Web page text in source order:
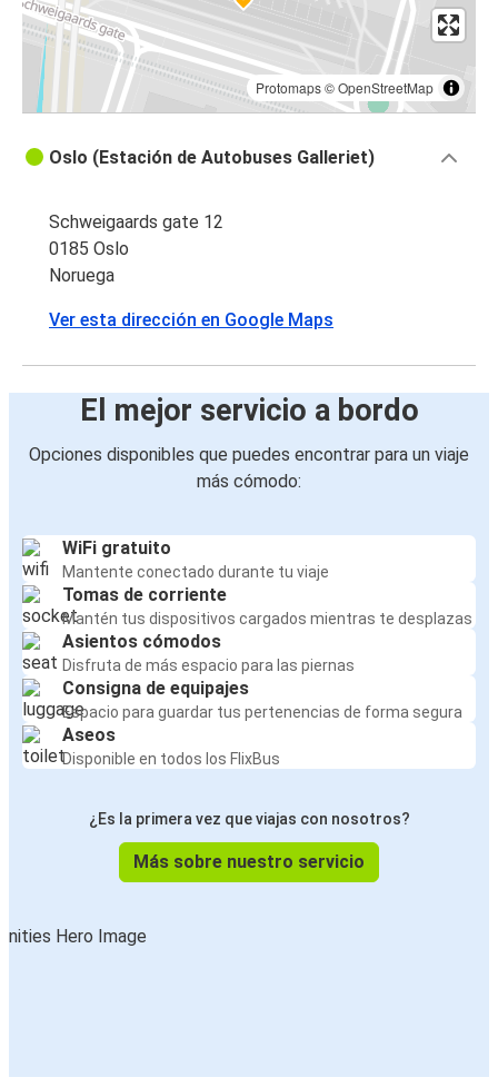
Protomaps©OpenStreetMap
Oslo (Estación de Autobuses Galleriet)
Schweigaards gate 12
0185 Oslo
Noruega
Ver esta dirección en Google Maps
El mejor servicio a bordo
Opciones disponibles que puedes encontrar para un viaje
más cómodo:
WiFi gratuito
Mantente conectado durante tu viaje
Tomas de corriente
Mantén tus dispositivos cargados mientras te desplazas
Asientos cómodos
Disfruta de más espacio para las piernas
Consigna de equipajes
Espacio para guardar tus pertenencias de forma segura
Aseos
Disponible en todos los FlixBus
¿Es la primera vez que viajas con nosotros?
Más sobre nuestro servicio